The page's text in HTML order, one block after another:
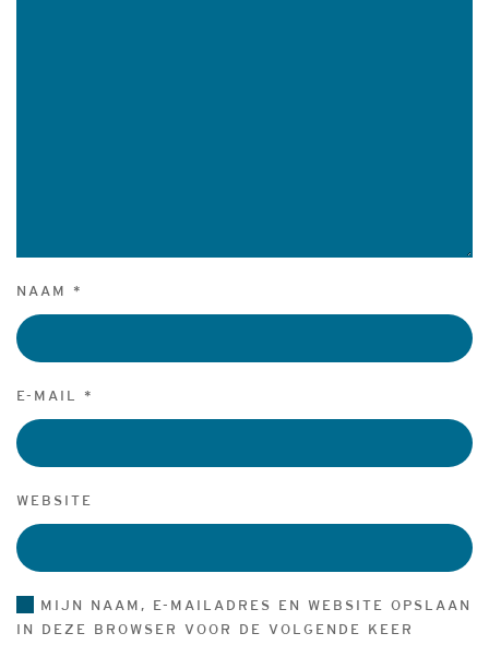
NAAM *
E-MAIL *
WEBSITE
MIJN NAAM, E-MAILADRES EN WEBSITE OPSLAAN
IN DEZE BROWSER VOOR DE VOLGENDE KEER